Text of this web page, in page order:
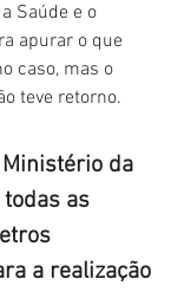
Saúde e o
apurar o que
caso, mas o
teve retorno.
da
as
a realização